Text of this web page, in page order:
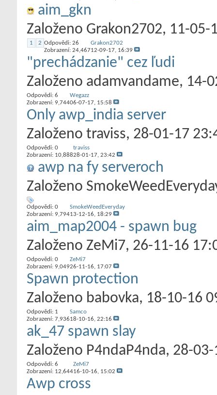
aim_gkn
Založeno Grakon2702‎, 11-05-
1 2 Odpovědi: 26
Zobrazení: 24,467
Grakon2702
12-09-17, 16:39
"prechádzanie" cez ľudi
Založeno adamvandame‎, 14-
Odpovědi: 6
Zobrazení: 9,744
Wegazz
06-07-17, 15:58
Only awp_india server
Založeno traviss‎, 28-01-17
Odpovědi: 0
Zobrazení: 10,888
traviss
28-01-17, 23:42
awp na fy serveroch
Založeno
Odpovědi: 0
Zobrazení: 9,794
SmokeWeedEveryday
13-12-16, 18:29
aim_map2004 - spawn bug
Založeno ZeMi7‎, 26-11-16
Odpovědi: 0
Zobrazení: 9,049
ZeMi7
26-11-16, 17:07
Spawn protection
Založeno babovka‎, 18-10-16
Odpovědi: 1
Zobrazení: 7,936
Samco
18-10-16, 22:16
ak_47 spawn slay
Založeno P4ndaP4nda‎, 28-
Odpovědi: 6
Zobrazení: 12,644
ZeMi7
16-10-16, 15:02
Awp cross